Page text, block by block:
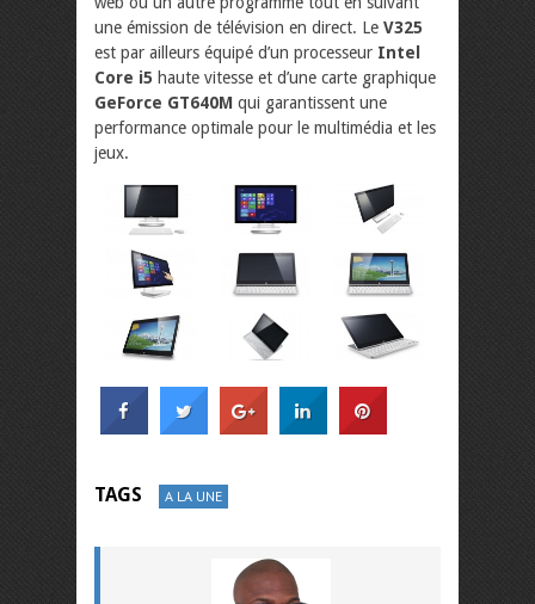
une émission de télévision en direct. Le V325
est par ailleurs équipé d’un processeur Intel
Core i5 haute vitesse et d’une carte graphique
GeForce GT640M qui garantissent une
performance optimale pour le multimédia et les
jeux.
TAGS A LA UNE